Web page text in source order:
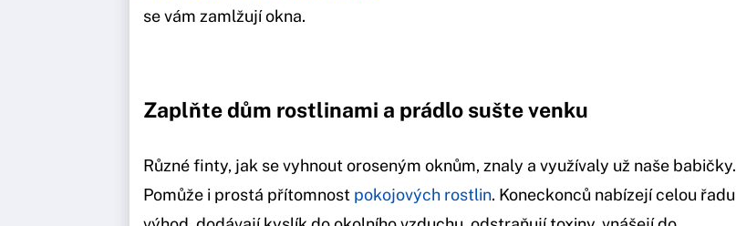
se vám zamlžují okna.
Zaplňte dům rostlinami a prádlo sušte venku
Různé finty, jak se vyhnout oroseným oknům, znaly a využívaly už naše babičky.
Pomůže i prostá přítomnost pokojových rostlin. Koneckonců nabízejí celou řadu